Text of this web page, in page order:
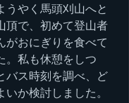
うやく馬頭刈山へと
頂で、初めて登山者
がおにぎりを食べて
。私も休憩をしつ
バス時刻を調べ、ど
か検討しました。